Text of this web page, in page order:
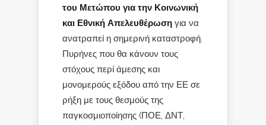
του Μετώπου για την Κοινωνική
και Εθνική Απελευθέρωση για να
ανατραπεί η σημερινή καταστροφή.
Πυρήνες που θα κάνουν τους
στόχους περί άμεσης και
μονομερούς εξόδου από την ΕΕ σε
ρήξη με τους θεσμούς της
παγκοσμιοποίησης (ΠΟΕ, ΔΝΤ,